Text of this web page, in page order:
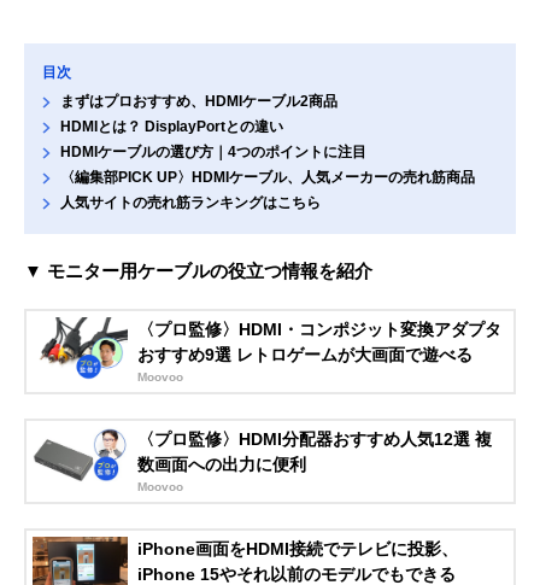
目次
まずはプロおすすめ、HDMIケーブル2商品
HDMIとは？ DisplayPortとの違い
HDMIケーブルの選び方｜4つのポイントに注目
〈編集部PICK UP〉HDMIケーブル、人気メーカーの売れ筋商品
人気サイトの売れ筋ランキングはこちら
▼ モニター用ケーブルの役立つ情報を紹介
〈プロ監修〉HDMI・コンポジット変換アダプタ
おすすめ9選 レトロゲームが大画面で遊べる
Moovoo
〈プロ監修〉HDMI分配器おすすめ人気12選 複
数画面への出力に便利
Moovoo
iPhone画面をHDMI接続でテレビに投影、
iPhone 15やそれ以前のモデルでもできる